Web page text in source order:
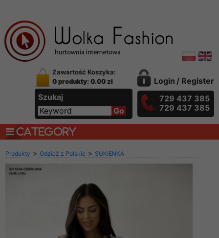
Zawartość Koszyka:
0 produkty: 0.00 zł
Szukaj
Login / Register
729 437 385
729 437 385
CATEGORY
Produkty > Odzież z Polskie > SUKIENKA